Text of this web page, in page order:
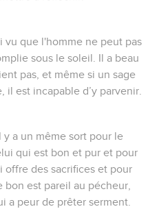
vu que l'homme ne peut pas
sous le soleil. Il a beau
pas, et même si un sage
est incapable d’y parvenir.
a un même sort pour le
qui est bon et pur et pour
des sacrifices et pour
bon est pareil au pécheur,
a peur de prêter serment.